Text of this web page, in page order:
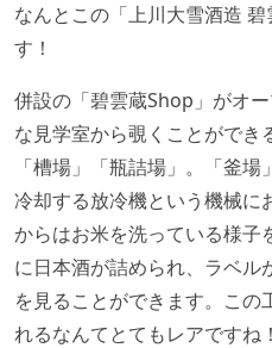
なんとこの「上川大雪酒造
す！
併設の「碧雲蔵Shop」がオ
な見学室から覗くことができ
「槽場」「瓶詰場」。「釜
冷却する放冷機という機械に
からはお米を洗っている様子
に日本酒が詰められ、ラベル
を見ることができます。この
れるなんてとてもレアですね！